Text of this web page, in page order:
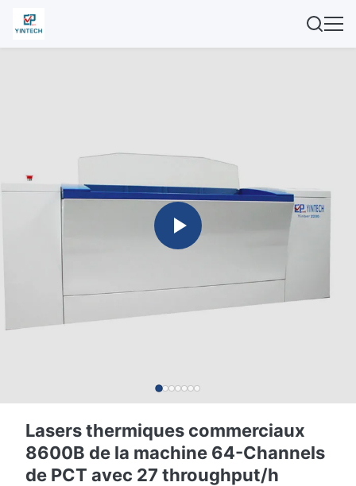
Lasers thermiques commerciaux
8600B de la machine 64-Channels
de PCT avec 27 throughput/h